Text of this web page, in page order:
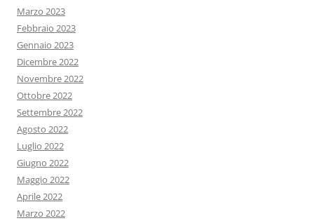
Marzo 2023
Febbraio 2023
Gennaio 2023
Dicembre 2022
Novembre 2022
Ottobre 2022
Settembre 2022
Agosto 2022
Luglio 2022
Giugno 2022
Maggio 2022
Aprile 2022
Marzo 2022